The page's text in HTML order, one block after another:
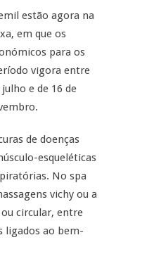
estão agora na
em que os
para os
vigora entre
e de 16 de
de doenças
esqueléticas
No spa
vichy ou a
circular, entre
ao bem-